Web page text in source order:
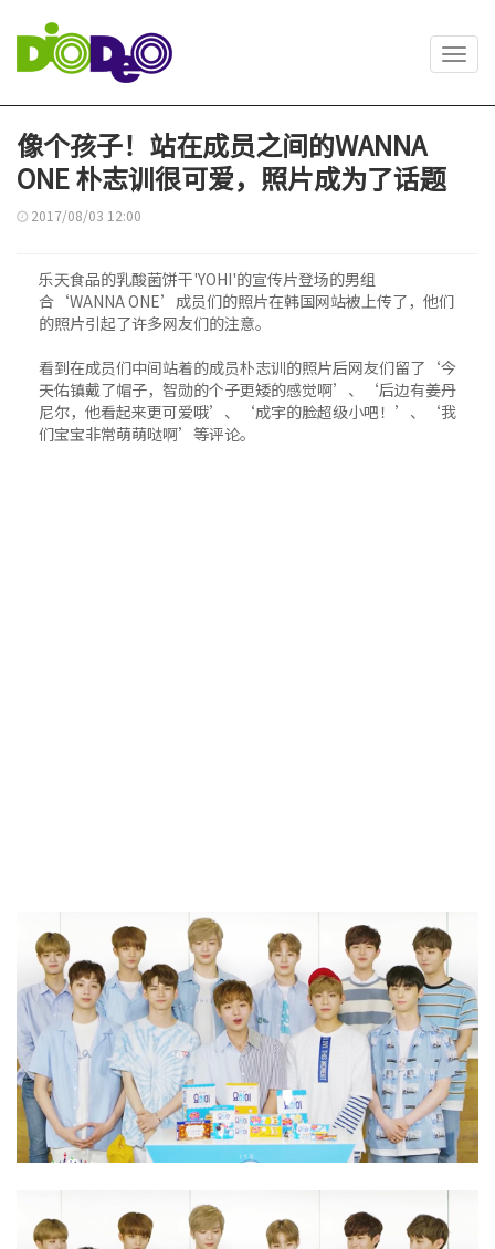
像个孩子！站在成员之间的WANNA
ONE 朴志训很可爱，照片成为了话题
2017/08/03 12:00
乐天食品的乳酸菌饼干'YOHI'的宣传片登场的男组
合‘WANNA ONE’成员们的照片在韩国网站被上传了，他们
的照片引起了许多网友们的注意。
看到在成员们中间站着的成员朴志训的照片后网友们留了‘今
天佑镇戴了帽子，智勋的个子更矮的感觉啊’、‘后边有姜丹
尼尔，他看起来更可爱哦’、‘成宇的脸超级小吧！’、‘我
们宝宝非常萌萌哒啊’等评论。